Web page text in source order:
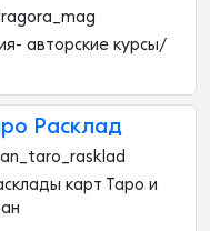
авторские курсы/
Расклад
карт Таро и